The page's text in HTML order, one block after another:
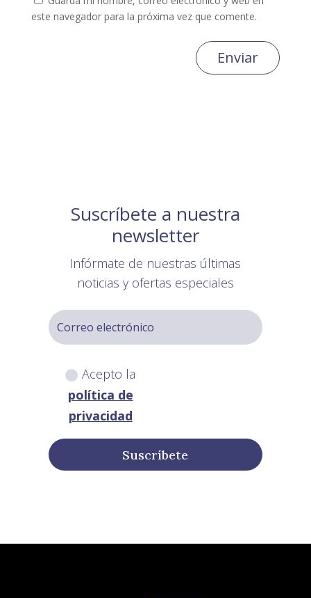
este navegador para la próxima vez que comente.
Enviar
Suscríbete a nuestra
newsletter
Infórmate de nuestras últimas
noticias y ofertas especiales
Acepto la
política de
privacidad
Suscríbete